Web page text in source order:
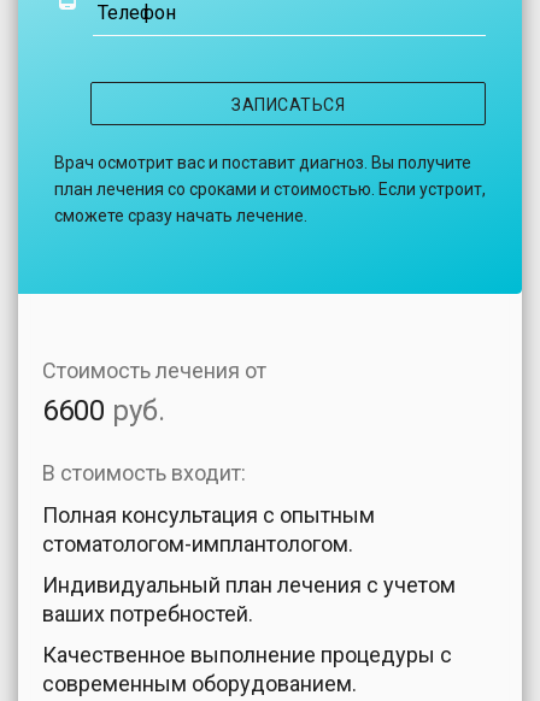
Телефон
ЗАПИСАТЬСЯ
Врач осмотрит вас и поставит диагноз. Вы получите
план лечения со сроками и стоимостью. Если устроит,
сможете сразу начать лечение.
Стоимость лечения от
6600 руб.
В стоимость входит:
Полная консультация с опытным
стоматологом-имплантологом.
Индивидуальный план лечения с учетом
ваших потребностей.
Качественное выполнение процедуры с
современным оборудованием.